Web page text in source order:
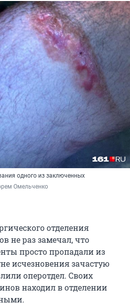
одного из заключенных
Омельченко
отделения
не раз замечал, что
просто пропадали из
исчезновения зачастую
оперотдел. Своих
находил в отделении